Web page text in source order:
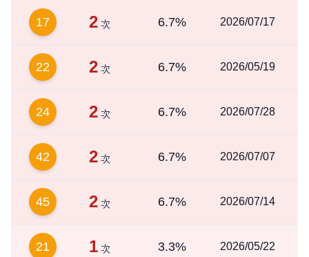
17 2 次 6.7% 2026/07/17
22 2 次 6.7% 2026/05/19
24 2 次 6.7% 2026/07/28
42 2 次 6.7% 2026/07/07
45 2 次 6.7% 2026/07/14
21 1 次 3.3% 2026/05/22